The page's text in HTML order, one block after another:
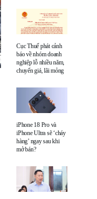
Cục Thuế phát cảnh
báo về nhóm doanh
nghiệp lỗ nhiều năm,
chuyển giá, lãi mỏng
iPhone 18 Pro và
iPhone Ultra sẽ ‘cháy
hàng’ ngay sau khi
mở bán?